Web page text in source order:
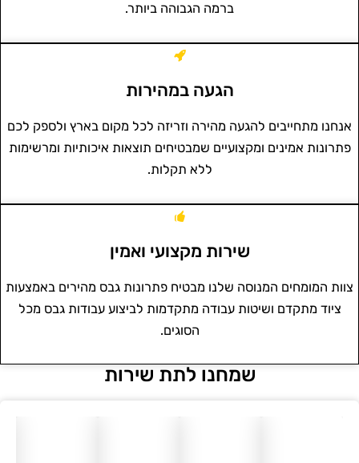
ברמה הגבוהה ביותר.
הגעה במהירות
אנחנו מתחייבים להגעה מהירה וזריזה לכל מקום בארץ ולספק לכם
פתרונות אמינים ומקצועיים שמבטיחים תוצאות איכותיות ומרשימות
ללא תקלות.
שירות מקצועי ואמין
צוות המומחים המנוסה שלנו מבטיח פתרונות גבס מהירים באמצעות
ציוד מתקדם ושיטות עבודה מתקדמות לביצוע עבודות גבס מכל
הסוגים.
שמחנו לתת שירות